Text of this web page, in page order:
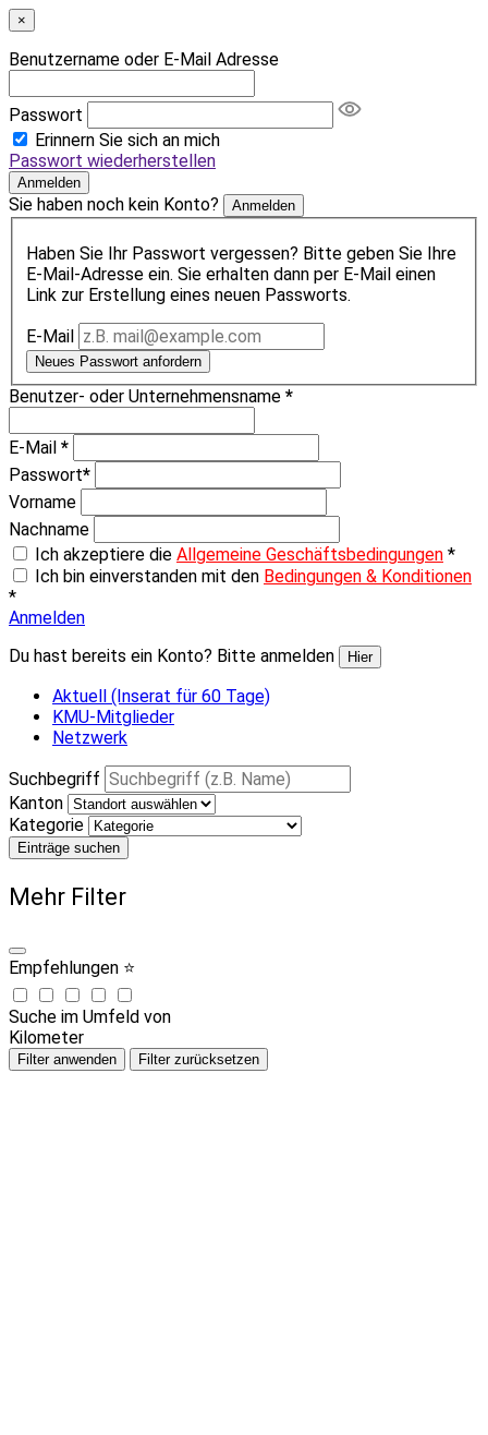
×
Benutzername oder E-Mail Adresse
Passwort
Erinnern Sie sich an mich
Passwort wiederherstellen
Anmelden
Sie haben noch kein Konto? Anmelden
Haben Sie Ihr Passwort vergessen? Bitte geben Sie Ihre
E-Mail-Adresse ein. Sie erhalten dann per E-Mail einen
Link zur Erstellung eines neuen Passworts.
E-Mail
Neues Passwort anfordern
Benutzer- oder Unternehmensname *
E-Mail *
Passwort*
Vorname
Nachname
Ich akzeptiere die Allgemeine Geschäftsbedingungen *
Ich bin einverstanden mit den Bedingungen & Konditionen
*
Anmelden
Du hast bereits ein Konto? Bitte anmelden
Hier
Aktuell (Inserat für 60 Tage)
KMU-Mitglieder
Netzwerk
Suchbegriff
Kanton
Kategorie
Einträge suchen
Mehr Filter
Empfehlungen ⭐
Suche im Umfeld von
Kilometer
Filter anwenden Filter zurücksetzen